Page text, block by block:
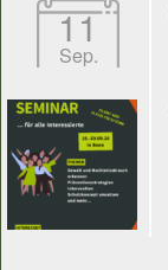
11
Sep.